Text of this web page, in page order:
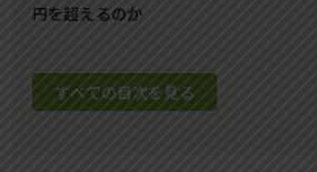
円を超えるのか
すべての目次を見る